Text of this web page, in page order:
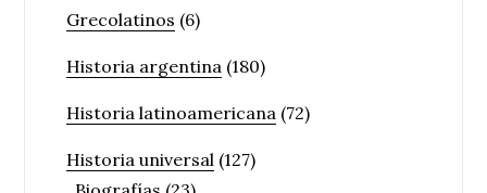
Grecolatinos (6)
Historia argentina (180)
Historia latinoamericana (72)
Historia universal (127)